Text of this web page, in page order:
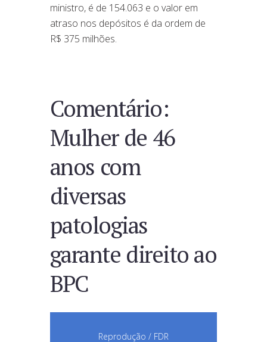
ministro, é de 154.063 e o valor em
atraso nos depósitos é da ordem de
R$ 375 milhões.
Comentário:
Mulher de 46
anos com
diversas
patologias
garante direito ao
BPC
Reprodução / FDR